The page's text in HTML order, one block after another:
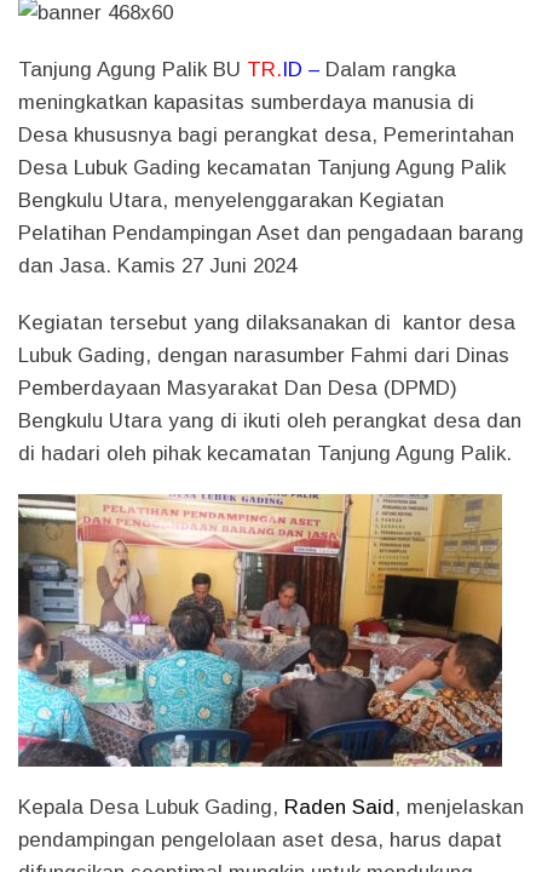
Tanjung Agung Palik BU TR.ID – Dalam rangka
meningkatkan kapasitas sumberdaya manusia di
Desa khususnya bagi perangkat desa, Pemerintahan
Desa Lubuk Gading kecamatan Tanjung Agung Palik
Bengkulu Utara, menyelenggarakan Kegiatan
Pelatihan Pendampingan Aset dan pengadaan barang
dan Jasa. Kamis 27 Juni 2024
Kegiatan tersebut yang dilaksanakan di kantor desa
Lubuk Gading, dengan narasumber Fahmi dari Dinas
Pemberdayaan Masyarakat Dan Desa (DPMD)
Bengkulu Utara yang di ikuti oleh perangkat desa dan
di hadari oleh pihak kecamatan Tanjung Agung Palik.
Kepala Desa Lubuk Gading, Raden Said, menjelaskan
pendampingan pengelolaan aset desa, harus dapat